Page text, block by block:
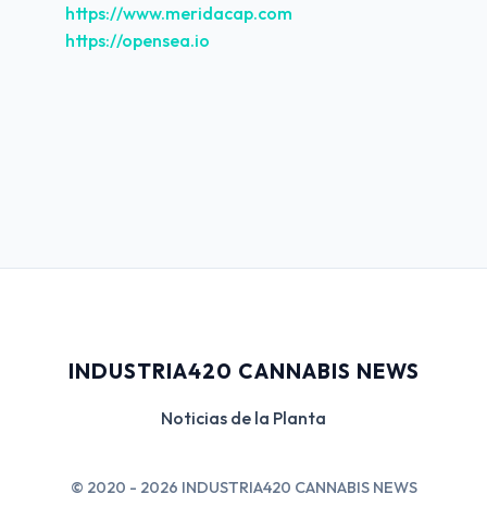
https://www.meridacap.com
https://opensea.io
INDUSTRIA420 CANNABIS NEWS
Noticias de la Planta
© 2020 - 2026 INDUSTRIA420 CANNABIS NEWS